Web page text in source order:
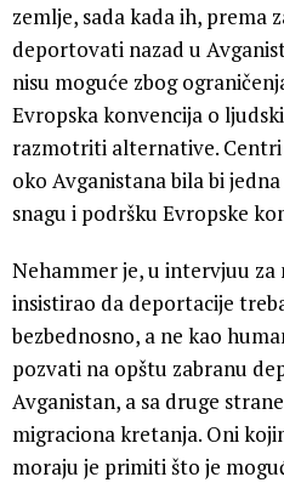
zemlje, sada kada ih, prema
deportovati nazad u
nisu moguće zbog
Evropska konvencija o
razmotriti alternative.
oko Avganistana bila bi
snagu i podršku Evropske
Nehammer je, u intervjuu za
insistirao da deportacije
bezbednosno, a ne kao
pozvati na opštu zabranu
Avganistan, a sa druge
migraciona kretanja. Oni
moraju je primiti što je